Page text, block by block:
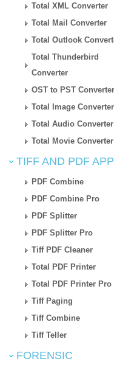
Total XML Converter
Total Mail Converter
Total Outlook
Total Thunderbird
Converter
OST to PST Converter
Total Image Converter
Total Audio Converter
Total Movie Converter
TIFF AND PDF
PDF Combine
PDF Combine Pro
PDF Splitter
PDF Splitter Pro
Tiff PDF Cleaner
Total PDF Printer
Total PDF Printer Pro
Tiff Paging
Tiff Combine
Tiff Teller
FORENSIC